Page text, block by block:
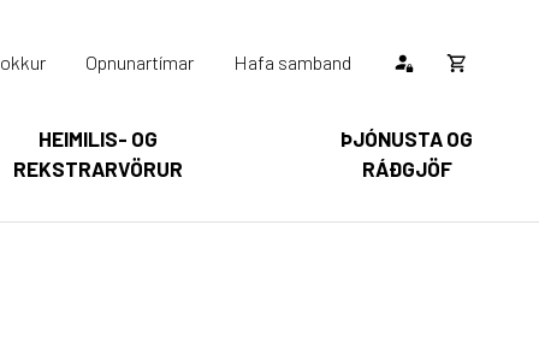
HEIMILIS- OG
REKSTRARVÖRUR
ÞJÓNUSTA OG
RÁÐGJÖF
Opnunartímar Hafa samband
Opna
Karfan þín
körfu